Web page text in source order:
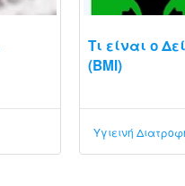
Τι είναι o
(BMI)
Υγιεινή